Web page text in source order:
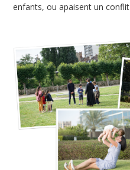
enfants, ou apaisent un